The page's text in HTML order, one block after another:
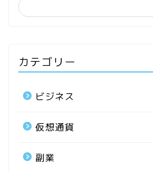
カテゴリー
ビジネス
仮想通貨
副業